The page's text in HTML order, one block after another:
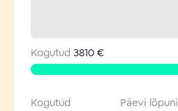
Kogutud 3810 €
Kogutud Päevi lõpuni